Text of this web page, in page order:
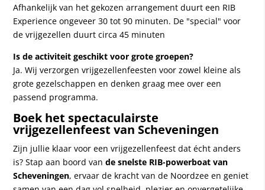
Afhankelijk van het gekozen arrangement duurt een RIB
Experience ongeveer 30 tot 90 minuten. De "special" voor
de vrijgezellen duurt circa 45 minuten
Is de activiteit geschikt voor grote groepen?
Ja. Wij verzorgen vrijgezellenfeesten voor zowel kleine als
grote gezelschappen en denken graag mee over een
passend programma.
Boek het spectaculairste
vrijgezellenfeest van Scheveningen
Zijn jullie klaar voor een vrijgezellenfeest dat écht anders
is? Stap aan boord vande snelste RIB-powerboat van
Scheveningen, ervaar de kracht van de Noordzee en geniet